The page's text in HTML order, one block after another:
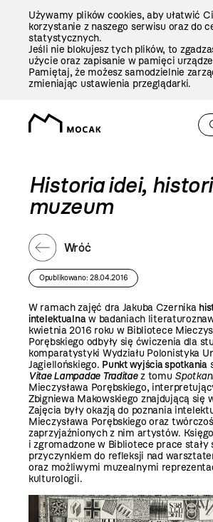
Używamy plików cookies, aby ułatwić Ci
korzystanie z naszego serwisu oraz do
statystycznych.
Jeśli nie blokujesz tych plików, to
użycie oraz zapisanie w pamięci
Pamiętaj, że możesz samodzielnie
zmieniając ustawienia przeglądarki.
Historia idei,
muzeum
Wróć
Opublikowano: 28.04.2016
W ramach zajęć dra Jakuba Czernika
intelektualnaw badaniach
kwietnia 2016 roku w Bibliotece
Porębskiego odbyły się ćwiczenia dla
komparatystyki Wydziału Polonistyka
Jagiellońskiego. Punkt wyjścia spotkania
Vitae Lampadae Traditaez tomu
Mieczysława Porębskiego,
Zbigniewa Makowskiego znajdującą się
Zajęcia były okazją do poznania
Mieczysława Porębskiego oraz
zaprzyjaźnionych z nim artystów.
i zgromadzone w Bibliotece prace stały
przyczynkiem do refleksji nad
oraz możliwymi muzealnymi
kulturologii.